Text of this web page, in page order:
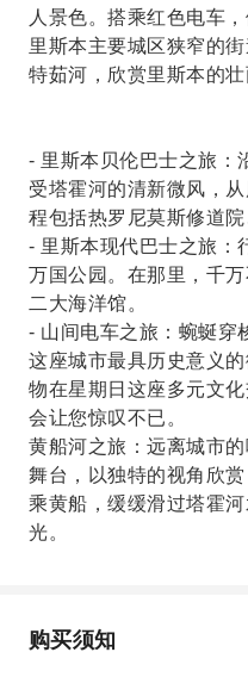
人景色。搭乘红色电车
里斯本主要城区狭窄的
特茹河，欣赏里斯本的
- 里斯本贝伦巴士之旅：
受塔霍河的清新微风，
程包括热罗尼莫斯修道
- 里斯本现代巴士之旅：
万国公园。在那里，千
二大海洋馆。
- 山间电车之旅：蜿蜒穿
这座城市最具历史意义
物在星期日这座多元文
会让您惊叹不已。
黄船河之旅：远离城市
舞台，以独特的视角欣
乘黄船，缓缓滑过塔霍
光。
购买须知